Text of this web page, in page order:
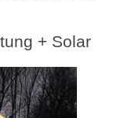
+ Solar